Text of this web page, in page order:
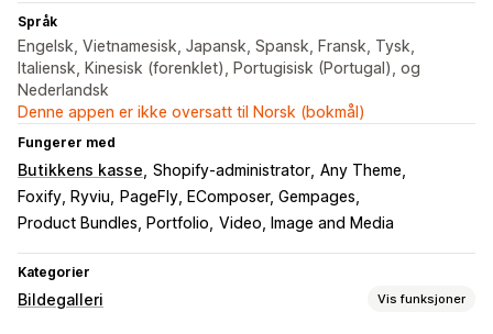
Språk
Engelsk, Vietnamesisk, Japansk, Spansk, Fransk, Tysk,
Italiensk, Kinesisk (forenklet), Portugisisk (Portugal), og
Nederlandsk
Denne appen er ikke oversatt til Norsk (bokmål)
Fungerer med
Butikkens kasse Shopify-administrator Any Theme
Foxify, Ryviu
PageFly, EComposer, Gempages
Product Bundles, Portfolio Video, Image and Media
Kategorier
Bildegalleri Vis funksjoner